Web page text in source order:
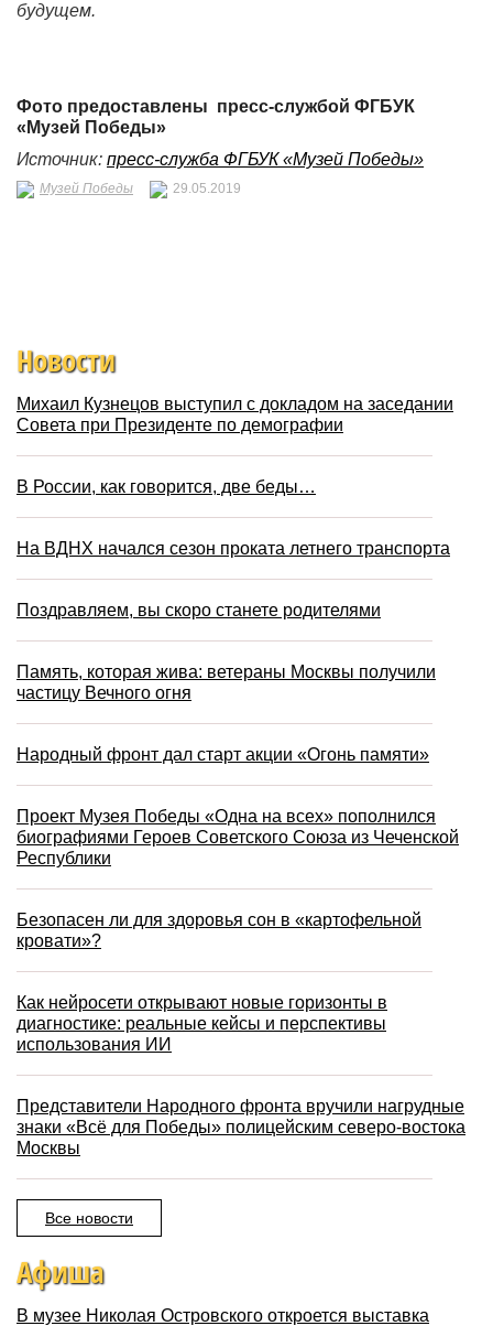
будущем.
Фото предоставлены пресс-службой ФГБУК
«Музей Победы»
Источник: пресс-служба ФГБУК «Музей Победы»
Музей Победы 29.05.2019
Новости
Михаил Кузнецов выступил с докладом на заседании
Совета при Президенте по демографии
В России, как говорится, две беды…
На ВДНХ начался сезон проката летнего транспорта
Поздравляем, вы скоро станете родителями
Память, которая жива: ветераны Москвы получили
частицу Вечного огня
Народный фронт дал старт акции «Огонь памяти»
Проект Музея Победы «Одна на всех» пополнился
биографиями Героев Советского Союза из Чеченской
Республики
Безопасен ли для здоровья сон в «картофельной
кровати»?
Как нейросети открывают новые горизонты в
диагностике: реальные кейсы и перспективы
использования ИИ
Представители Народного фронта вручили нагрудные
знаки «Всё для Победы» полицейским северо-востока
Москвы
Все новости
Афиша
В музее Николая Островского откроется выставка